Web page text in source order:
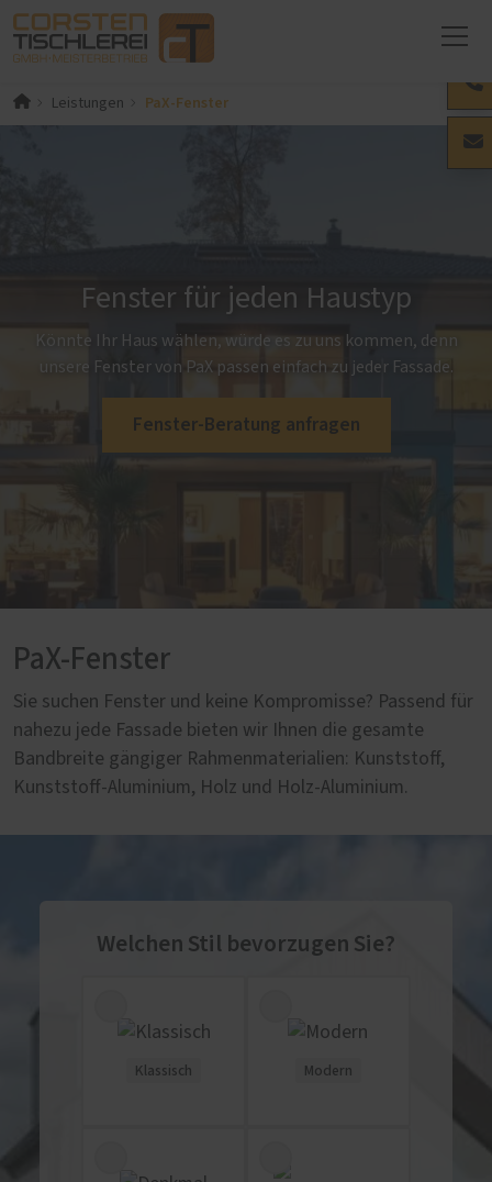
Leistungen PaX-Fenster
Fenster für jeden Haustyp
Könnte Ihr Haus wählen, würde es zu uns kommen, denn
unsere Fenster von PaX passen einfach zu jeder Fassade.
Fenster-Beratung anfragen
PaX-Fenster
Sie suchen Fenster und keine Kompromisse? Passend für
nahezu jede Fassade bieten wir Ihnen die gesamte
Bandbreite gängiger Rahmenmaterialien: Kunststoff,
Kunststoff-Aluminium, Holz und Holz-Aluminium.
Welchen Stil bevorzugen Sie?
Klassisch Modern